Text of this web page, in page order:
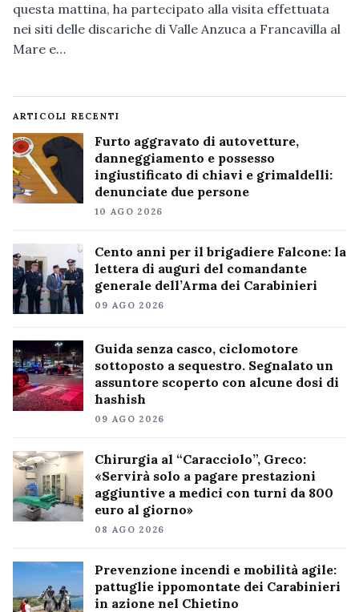
questa mattina, ha partecipato alla visita effettuata
nei siti delle discariche di Valle Anzuca a Francavilla al
Mare e…
ARTICOLI RECENTI
Furto aggravato di autovetture,
danneggiamento e possesso
ingiustificato di chiavi e grimaldelli:
denunciate due persone
10 AGO 2026
Cento anni per il brigadiere Falcone: la
lettera di auguri del comandante
generale dell’Arma dei Carabinieri
09 AGO 2026
Guida senza casco, ciclomotore
sottoposto a sequestro. Segnalato un
assuntore scoperto con alcune dosi di
hashish
09 AGO 2026
Chirurgia al “Caracciolo”, Greco:
«Servirà solo a pagare prestazioni
aggiuntive a medici con turni da 800
euro al giorno»
08 AGO 2026
Prevenzione incendi e mobilità agile:
pattuglie ippomontate dei Carabinieri
in azione nel Chietino